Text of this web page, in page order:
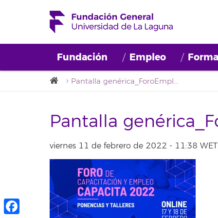
Fundación Empleo
Pantalla genérica_ForoEmpleo
Pantalla
viernes 11 de febrero de 2022 - 11:38 WET